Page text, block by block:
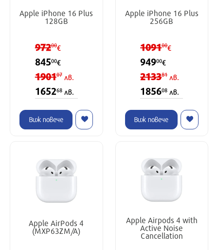
Apple iPhone 16 Plus
128GB
97200€
84500€
190107лв.
165268лв.
Виж повече
Apple iPhone 16 Plus
256GB
109100€
94900€
213381лв.
185608 лв.
Виж повече
Apple AirPods 4
(MXP63ZM/A)
Apple Airpods 4 with
Active Noise
Cancellation